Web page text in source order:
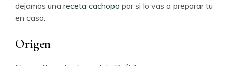
dejamos una receta cachopo por si lo vas a preparar tu
en casa.
Origen